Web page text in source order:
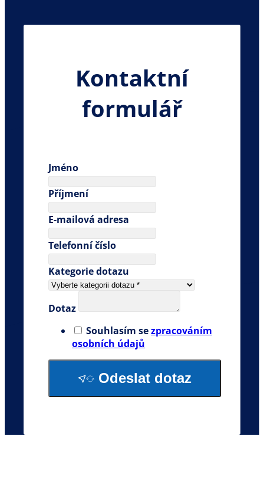
Kontaktní
formulář
Jméno
Příjmení
E-mailová adresa
Telefonní číslo
Kategorie dotazu
Dotaz
Souhlasím sezpracováním
osobních údajů
Odeslat dotaz